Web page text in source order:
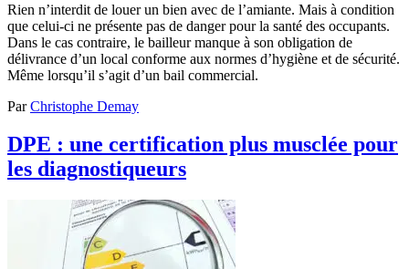
Rien n’interdit de louer un bien avec de l’amiante. Mais à condition
que celui-ci ne présente pas de danger pour la santé des occupants.
Dans le cas contraire, le bailleur manque à son obligation de
délivrance d’un local conforme aux normes d’hygiène et de sécurité.
Même lorsqu’il s’agit d’un bail commercial.
ParChristophe Demay
DPE : une certification plus musclée pour
les diagnostiqueurs